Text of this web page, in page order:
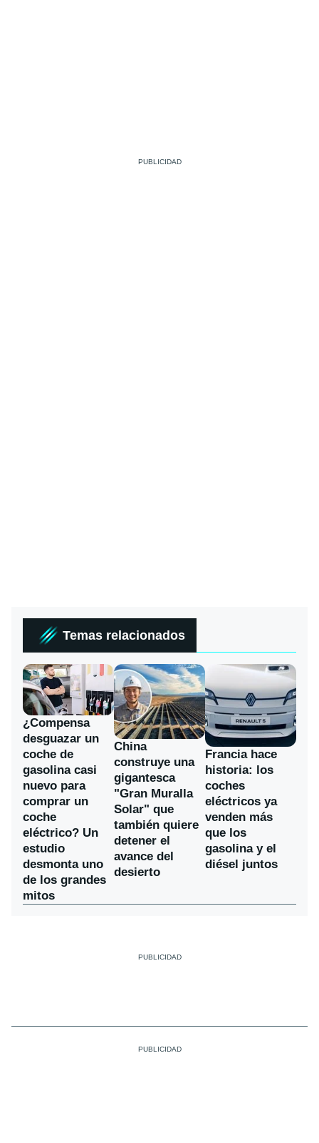
Temas relacionados
¿Compensa
desguazar un
coche de
gasolina casi
nuevo para
comprar un
coche
eléctrico? Un
estudio
desmonta uno
de los grandes
mitos
China
construye una
gigantesca
"Gran Muralla
Solar" que
también quiere
detener el
avance del
desierto
Francia hace
historia: los
coches
eléctricos ya
venden más
que los
gasolina y el
diésel juntos